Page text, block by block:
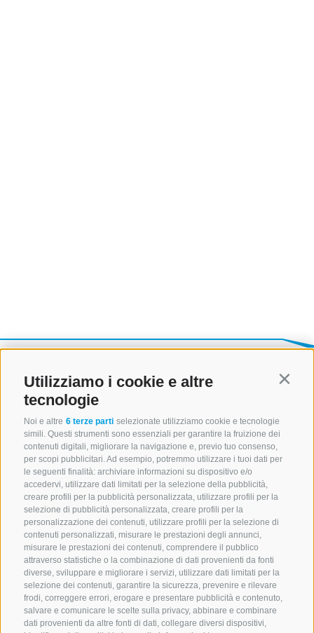
Utilizziamo i cookie e altre
tecnologie
Noi e altre 6 terze parti selezionate utilizziamo cookie e tecnologie
simili. Questi strumenti sono essenziali per garantire la fruizione dei
contenuti digitali, migliorare la navigazione e, previo tuo consenso,
per scopi pubblicitari. Ad esempio, potremmo utilizzare i tuoi dati per
le seguenti finalità: archiviare informazioni su dispositivo e/o
accedervi, utilizzare dati limitati per la selezione della pubblicità,
creare profili per la pubblicità personalizzata, utilizzare profili per la
selezione di pubblicità personalizzata, creare profili per la
personalizzazione dei contenuti, utilizzare profili per la selezione di
contenuti personalizzati, misurare le prestazioni degli annunci,
misurare le prestazioni dei contenuti, comprendere il pubblico
attraverso statistiche o la combinazione di dati provenienti da fonti
diverse, sviluppare e migliorare i servizi, utilizzare dati limitati per la
selezione dei contenuti, garantire la sicurezza, prevenire e rilevare
frodi, correggere errori, erogare e presentare pubblicità e contenuto,
salvare e comunicare le scelte sulla privacy, abbinare e combinare
dati provenienti da altre fonti di dati, collegare diversi dispositivi,
CONTATTACI
+39 0472 765 521
info@montecavallo.com